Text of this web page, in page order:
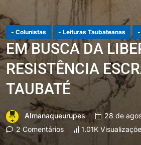
- Colunistas - Leituras Taubateanas -
EM BUSCA DA
RESISTÊNCIA
TAUBATÉ
Almanaqueurupes
28 de
2 Comentários
1.01K